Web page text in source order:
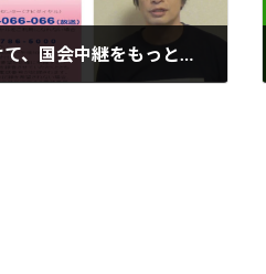
NHKに電話をかけて、国会中継をもっと放送してもらおう 強行採決見たいです 放送無いなら国会は密室と変わらない